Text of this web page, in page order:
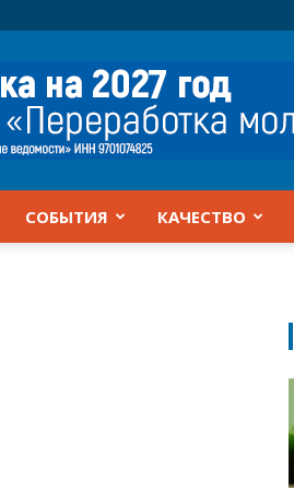
СОБЫТИЯ КАЧЕСТВО